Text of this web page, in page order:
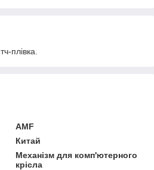
плівка.
AMF
Китай
Механізм для комп'ютерного
крісла